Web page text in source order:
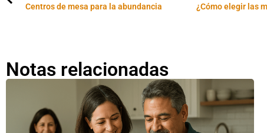
Centros de mesa para la abundancia
Notas relacionadas